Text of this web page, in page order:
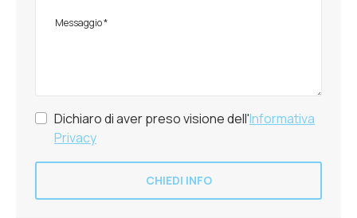
Dichiaro di aver preso visione dell'Informativa
Privacy
CHIEDI INFO